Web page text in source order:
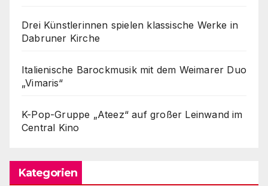
Drei Künstlerinnen spielen klassische Werke in
Dabruner Kirche
Italienische Barockmusik mit dem Weimarer Duo
„Vimaris“
K-Pop-Gruppe „Ateez“ auf großer Leinwand im
Central Kino
Kategorien